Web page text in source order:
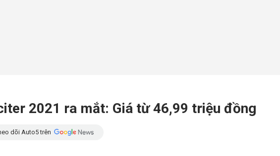
2021 ra mắt: Giá từ 46,99 triệu đồng
dõi Auto5 trên